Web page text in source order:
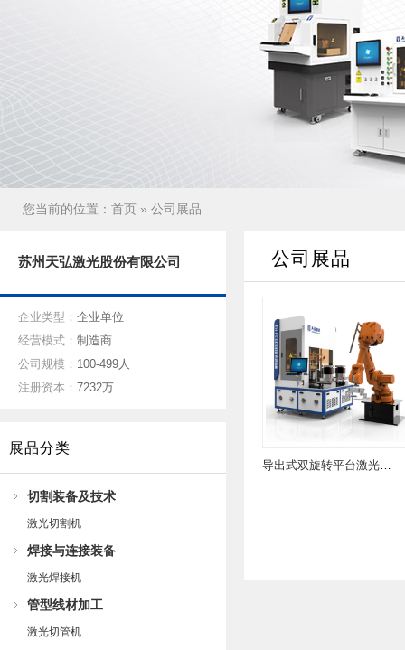
您当前的位置： 首页 » 公司展品
苏州天弘激光股份有限公司
企业类型： 企业单位
经营模式： 制造商
公司规模： 100-499人
注册资本： 7232万
展品分类
切割装备及技术
激光切割机
焊接与连接装备
激光焊接机
管型线材加工
激光切管机
公司展品
导出式双旋转平台激光焊接机